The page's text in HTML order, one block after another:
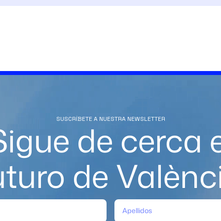
SUSCRÍBETE A NUESTRA NEWSLETTER
de cerca
de